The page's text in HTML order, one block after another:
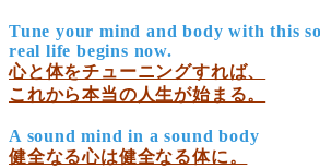
Tune your mind and body with this
real life begins now.
心と体をチューニングすれば、
これから本当の人生が始まる。
A sound mind in a sound body
健全なる心は健全なる体に。